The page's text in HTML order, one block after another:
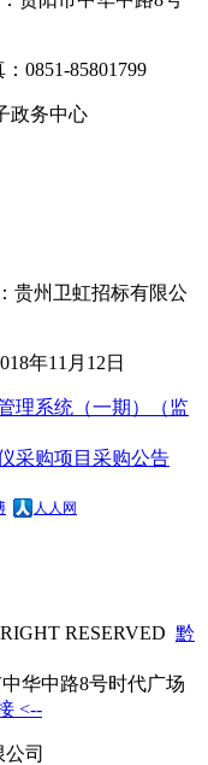
0851-85801799
政务中心
贵州卫虹招标有限公
12日
理系统（一期）（监
采购项目采购公告
人人网
RESERVED 黔
华中路8号时代广场
<--